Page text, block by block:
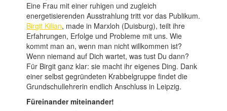
Eine Frau mit einer ruhigen und zugleich
energetisierenden Ausstrahlung tritt vor das Publikum.
Birgit Kilian, made in Marxloh (Duisburg), teilt ihre
Erfahrungen, Erfolge und Probleme mit uns. Wie
kommt man an, wenn man nicht willkommen ist?
Wenn niemand auf Dich wartet, was tust Du dann?
Für Birgit ganz klar: sie macht ihr eigenes Ding. Dank
einer selbst gegründeten Krabbelgruppe findet die
Grundschullehrerin endlich Anschluss in Leipzig.
Füreinander miteinander!